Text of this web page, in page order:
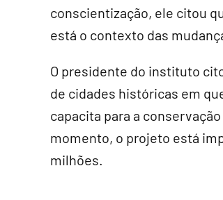
conscientização, ele citou
está o contexto das
O presidente do instituto
de cidades históricas em
capacita para a
momento, o projeto está
milhões.